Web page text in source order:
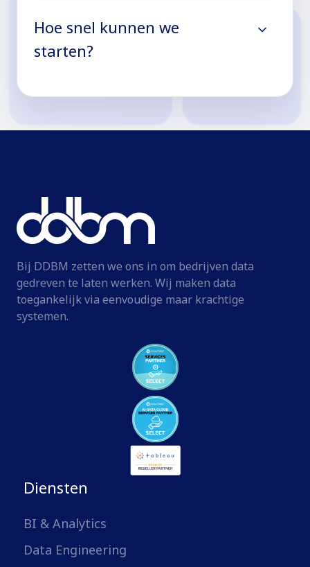
Hoe snel kunnen we
starten?
Bij DDBM zetten we ons in om bedrijven data
gedreven te laten werken. Wij maken data
toegankelijk via eenvoudige maar krachtige
systemen.
Diensten
BI & Analytics
Data Engineering